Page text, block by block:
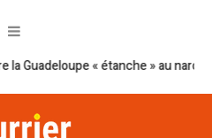
« étanche » au narcotrafic ?